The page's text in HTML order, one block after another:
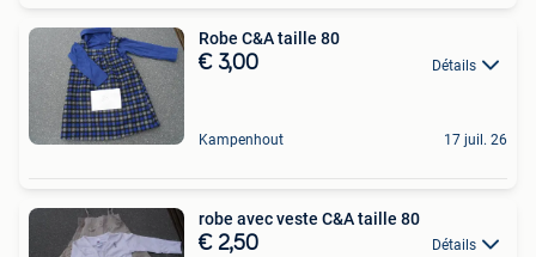
Robe C&A taille 80
€ 3,00 Détails
Kampenhout 17 juil. 26
robe avec veste C&A taille 80
€ 2,50 Détails